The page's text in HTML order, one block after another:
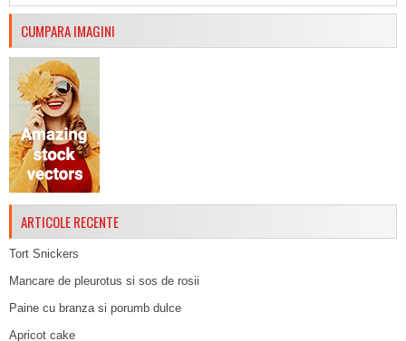
CUMPARA IMAGINI
ARTICOLE RECENTE
Tort Snickers
Mancare de pleurotus si sos de rosii
Paine cu branza si porumb dulce
Apricot cake